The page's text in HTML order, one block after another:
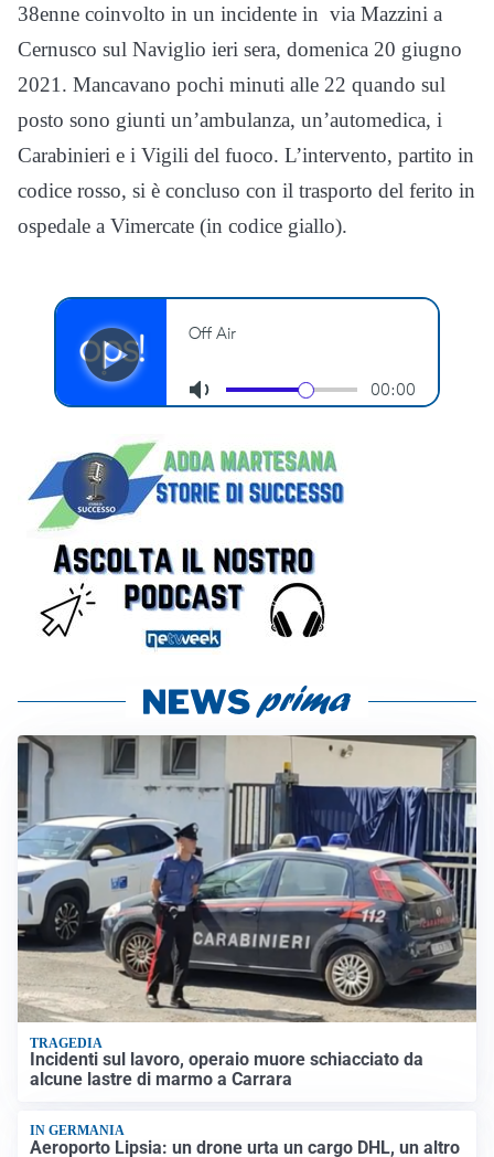
38enne coinvolto in un incidente in via Mazzini a
Cernusco sul Naviglio ieri sera, domenica 20 giugno
2021. Mancavano pochi minuti alle 22 quando sul
posto sono giunti un’ambulanza, un’automedica, i
Carabinieri e i Vigili del fuoco. L’intervento, partito in
codice rosso, si è concluso con il trasporto del ferito in
ospedale a Vimercate (in codice giallo).
TRAGEDIA
Incidenti sul lavoro, operaio muore schiacciato da
alcune lastre di marmo a Carrara
IN GERMANIA
Aeroporto Lipsia: un drone urta un cargo DHL, un altro